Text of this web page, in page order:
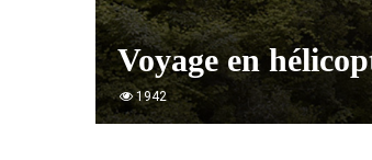
Voyage en
1942